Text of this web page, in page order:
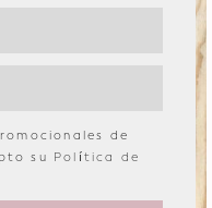
de
su Política de